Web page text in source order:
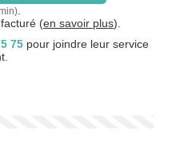
.
(en savoir plus).
75 pour joindre leur service